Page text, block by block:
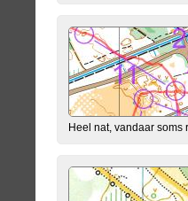
Heel nat, vandaar soms